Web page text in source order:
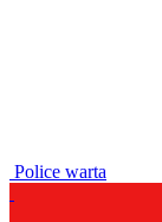
Police warta